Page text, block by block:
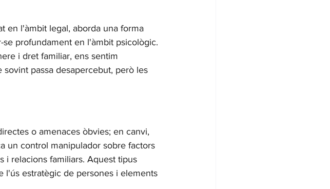
en l'àmbit legal, aborda una forma
profundament en l'àmbit psicològic.
i dret familiar, ens sentim
passa desapercebut, però les
o amenaces òbvies; en canvi,
un control manipulador sobre factors
i relacions familiars. Aquest tipus
l'ús estratègic de persones i elements